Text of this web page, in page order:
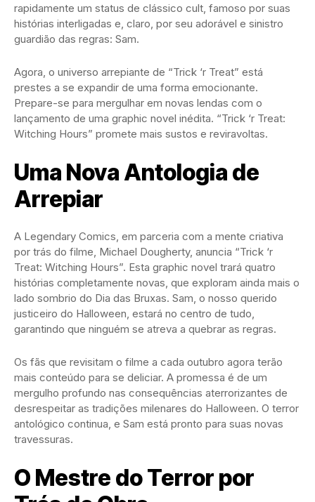
rapidamente um status de clássico cult, famoso por suas
histórias interligadas e, claro, por seu adorável e sinistro
guardião das regras: Sam.
Agora, o universo arrepiante de “Trick ‘r Treat” está
prestes a se expandir de uma forma emocionante.
Prepare-se para mergulhar em novas lendas com o
lançamento de uma graphic novel inédita. “Trick ‘r Treat:
Witching Hours” promete mais sustos e reviravoltas.
Uma Nova Antologia de
Arrepiar
A Legendary Comics, em parceria com a mente criativa
por trás do filme, Michael Dougherty, anuncia “Trick ‘r
Treat: Witching Hours”. Esta graphic novel trará quatro
histórias completamente novas, que exploram ainda mais o
lado sombrio do Dia das Bruxas. Sam, o nosso querido
justiceiro do Halloween, estará no centro de tudo,
garantindo que ninguém se atreva a quebrar as regras.
Os fãs que revisitam o filme a cada outubro agora terão
mais conteúdo para se deliciar. A promessa é de um
mergulho profundo nas consequências aterrorizantes de
desrespeitar as tradições milenares do Halloween. O terror
antológico continua, e Sam está pronto para suas novas
travessuras.
O Mestre do Terror por